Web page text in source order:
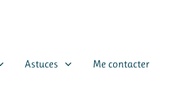
Astuces Me contacter